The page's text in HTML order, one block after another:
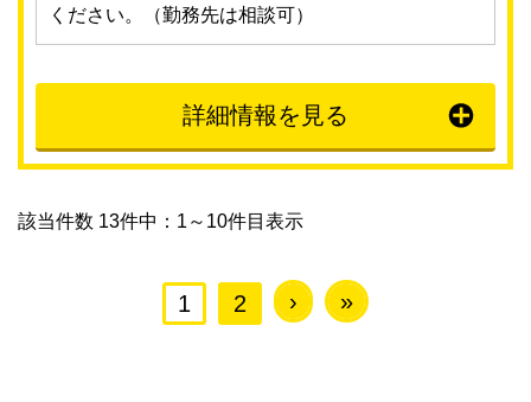
ください。（勤務先は相談可）
詳細情報を見る
該当件数 13件中：1～10件目表示
1 2 › »